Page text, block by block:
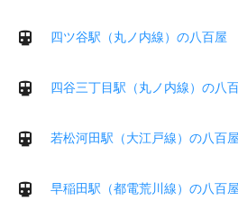
四ツ谷駅（丸ノ内線）の八百屋
四谷三丁目駅（丸ノ内線）の八
若松河田駅（大江戸線）の八百屋
早稲田駅（都電荒川線）の八百屋